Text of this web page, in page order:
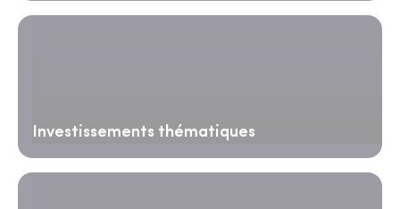
Investissements thématiques